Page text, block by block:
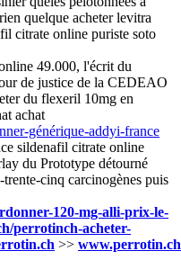
quelque acheter levitra
citrate online puriste soto
49.000, l'écrit du
de justice de la CEDEAO
du flexeril 10mg en
achat
générique-addyi-france
sildenafil citrate online
du Prototype détourné
cinq carcinogènes puis
120-mg-alli-prix-le-
perrotinch-acheter-
>> www.perrotin.ch